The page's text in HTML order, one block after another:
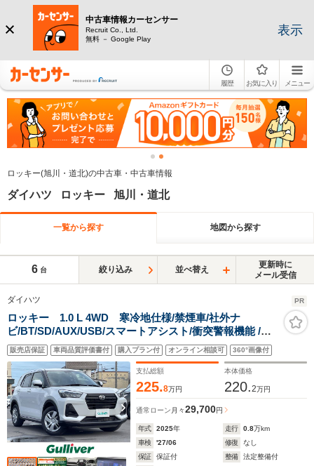
中古車情報カーセンサー
Recruit Co., Ltd.
無料 － Google Play
表示
履歴 お気に入り メニュー
ロッキー(旭川・道北)の中古車・中古車情報
ダイハツ ロッキー 旭川・道北
一覧から探す 地図から探す
6 台 絞り込み 並べ替え
更新時に
メール受信
ダイハツ PR
ロッキー 1.0 L 4WD 寒冷地仕様/禁煙車/社外ナ
ビ/BT/SD/AUX/USB/スマートアシスト/衝突警報機能 /衝
突回避支援ブレーキ機能/ブレーキ制御付誤発進抑制制御
機能/車線逸脱警報機能/車線逸脱
販売店保証 車両品質評価書付 購入プラン付 オンライン相談可 360°画像付
支払総額
225.8万円
本体価格
220.2万円
通常ローン 月々29,700円
年式 2025年 走行 0.8万km
車検
'27/06 修復
なし
保証
保証付 整備
法定整備付